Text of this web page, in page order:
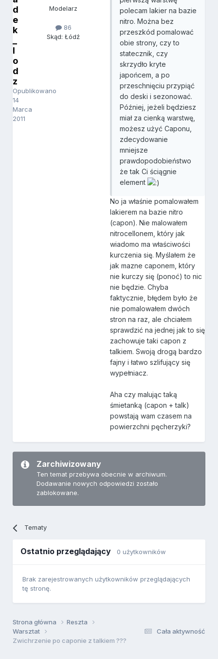
d
e
k
l
o
d
z
Opublikowano
14
Marca
2011
Modelarz
86
Skąd: Łódź
polecam lakier na bazie
nitro. Można bez
przeszkód pomalować
obie strony, czy to
statecznik, czy
skrzydło kryte
japońcem, a po
przeschnięciu przypiąć
do deski i sezonować.
Później, jeżeli będziesz
miał za cienką warstwę,
możesz użyć Caponu,
zdecydowanie
mniejsze
prawdopodobieństwo
że tak Ci ściągnie
element
No ja właśnie pomalowałem
lakierem na bazie nitro
(capon). Nie malowałem
nitrocellonem, który jak
wiadomo ma właściwości
kurczenia się. Myślałem że
jak mazne caponem, który
nie kurczy się (ponoć) to nic
nie będzie. Chyba
faktycznie, błędem było że
nie pomalowałem dwóch
stron na raz, ale chciałem
sprawdzić na jednej jak to się
zachowuje taki capon z
talkiem. Swoją drogą bardzo
fajny i łatwo szlifujący się
wypełniacz.
Aha czy malując taką
śmietanką (capon + talk)
powstają wam czasem na
powierzchni pęcherzyki?
Zarchiwizowany
Ten temat przebywa obecnie w archiwum.
Dodawanie nowych odpowiedzi zostało
zablokowane.
Tematy
Ostatnio przeglądający 0 użytkowników
Brak zarejestrowanych użytkowników przeglądających
tę stronę.
Cała aktywność
Strona główna
Reszta
Warsztat
Zwichrzenie po caponie z talkiem ???